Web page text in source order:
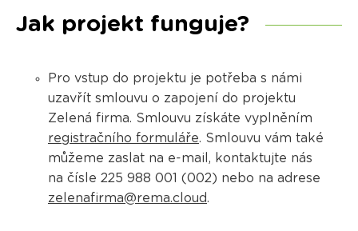
Jak projekt funguje?
Pro vstup do projektu je potřeba s námi
uzavřít smlouvu o zapojení do projektu
Zelená firma. Smlouvu získáte vyplněním
registračního formuláře. Smlouvu vám také
můžeme zaslat na e-mail, kontaktujte nás
na čísle 225 988 001 (002) nebo na adrese
zelenafirma@rema.cloud.